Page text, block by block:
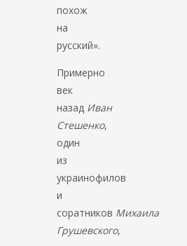
похож
на
русский».
Примерно
век
назад Иван
Стешенко,
один
из
украинофилов
и
соратников Михаила
Грушевского,